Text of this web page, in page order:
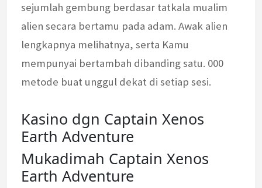
sejumlah gembung berdasar tatkala mualim
alien secara bertamu pada adam. Awak alien
lengkapnya melihatnya, serta Kamu
mempunyai bertambah dibanding satu. 000
metode buat unggul dekat di setiap sesi.
Kasino dgn Captain Xenos
Earth Adventure
Mukadimah Captain Xenos
Earth Adventure